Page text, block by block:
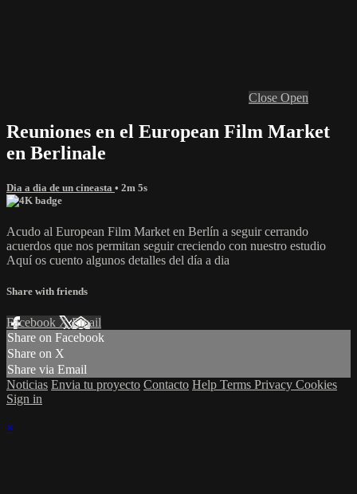
Close Open
Reuniones en el European Film Market
en Berlinale
Dia a dia de un cineasta • 2m 5s
Acudo al European Film Market en Berlín a seguir cerrando
acuerdos que nos permitan seguir creciendo con nuestro estudio
Aquí os cuento algunos detalles del día a dia
Share with friends
Facebook XEmail
Share on Facebook
Share on X
Share via Email
Noticias Envia tu proyecto Contacto Help Terms Privacy Cookies
Sign in
×